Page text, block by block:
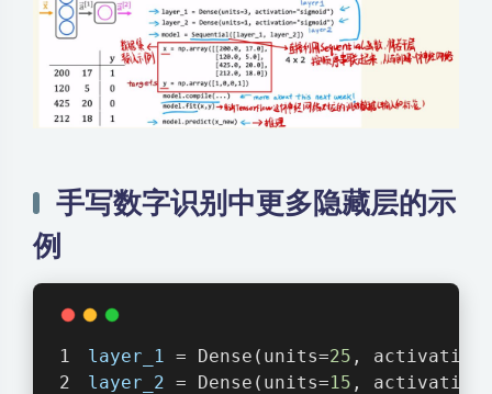
手写数字识别中更多隐藏层的示
例
layer_1 = Dense(units=25 ,
layer_2 = Dense(units=15 ,